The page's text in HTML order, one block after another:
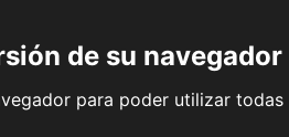
de su
para poder utilizar